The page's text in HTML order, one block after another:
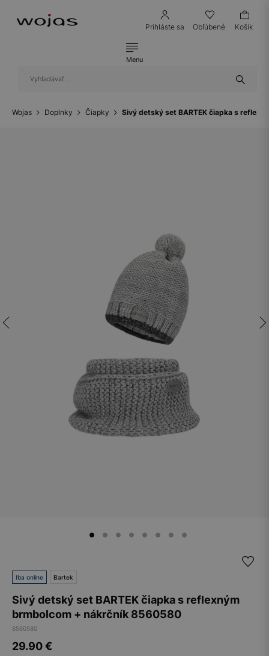
Prihláste sa Obľúbené Košík
Menu
Wojas Doplnky Čiapky Sivý detský set BARTEK čiapka s
Iba online Bartek
Sivý detský set BARTEK čiapka s reflexným
brmbolcom + nákrčník 8560580
8560580
29.90€